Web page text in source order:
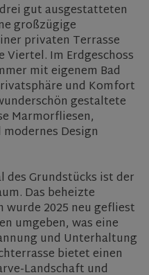
gut ausgestatteten
großzügige
privaten Terrasse
Im Erdgeschoss
mit eigenem Bad
und Komfort
gestaltete
Marmorfliesen,
Design
des Grundstücks ist der
Das beheizte
wurde 2025 neu gefliest
umgeben, was eine
und Unterhaltung
bietet einen
Landschaft und